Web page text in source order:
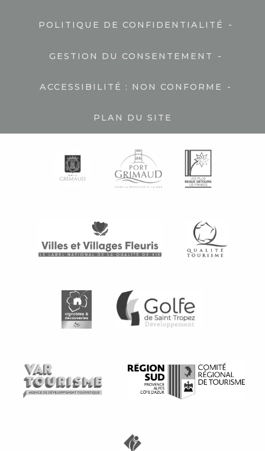
POLITIQUE DE CONFIDENTIALITÉ -
GESTION DU CONSENTEMENT -
ACCESSIBILITÉ : NON CONFORME -
PLAN DU SITE